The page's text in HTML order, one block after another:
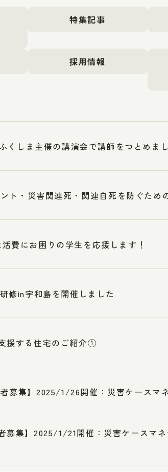
特集記事
採用情報
くしま主催の講演会で講師をつとめま
ト・災害関連死・関連自死を防ぐため
費にお困りの学生を応援します！
修in宇和島を開催しました
援する住宅のご紹介①
募集】2025/1/26開催：災害ケースマ
募集】2025/1/21開催：災害ケースマ